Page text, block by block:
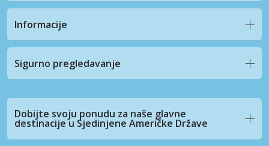
Informacije
Sigurno pregledavanje
Dobijte svoju ponudu za naše glavne
destinacije u Sjedinjene Američke Države